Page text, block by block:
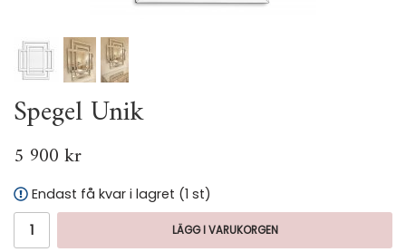
Spegel Unik
5 900 kr
Endast få kvar i lagret (1 st)
LÄGG I VARUKORGEN